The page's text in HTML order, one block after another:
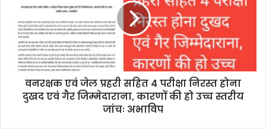
वनरक्षक एवं जेल प्रहरी सहित 4 परीक्षा निरस्त होना
दुखद एवं गैर जिम्मेदाराना, कारणों की हो उच्च स्तरीय
जांचः अभाविप